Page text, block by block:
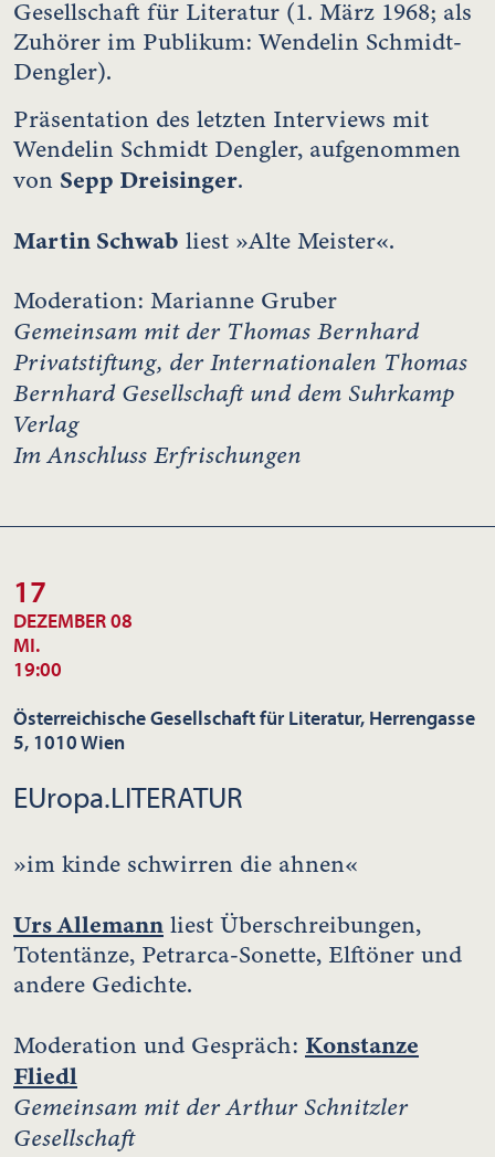
Gesellschaft für Literatur (1. März 1968; als
Zuhörer im Publikum: Wendelin Schmidt-
Dengler).
Präsentation des letzten Interviews mit
Wendelin Schmidt Dengler, aufgenommen
von Sepp Dreisinger.
Martin Schwab liest »Alte Meister«.
Moderation: Marianne Gruber
Gemeinsam mit der Thomas Bernhard
Privatstiftung, der Internationalen Thomas
Bernhard Gesellschaft und dem Suhrkamp
Verlag
Im Anschluss Erfrischungen
17
DEZEMBER 08
MI.
19:00
Österreichische Gesellschaft für Literatur, Herrengasse
5, 1010 Wien
EUropa.LITERATUR
»im kinde schwirren die ahnen«
Urs Allemann liest Überschreibungen,
Totentänze, Petrarca-Sonette, Elftöner und
andere Gedichte.
Moderation und Gespräch: Konstanze
Fliedl
Gemeinsam mit der Arthur Schnitzler
Gesellschaft